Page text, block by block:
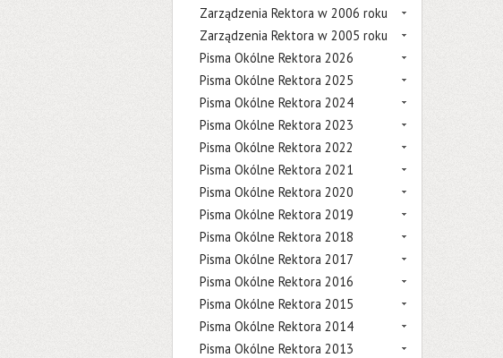
Zarządzenia Rektora w 2006 roku
Zarządzenia Rektora w 2005 roku
Pisma Okólne Rektora 2026
Pisma Okólne Rektora 2025
Pisma Okólne Rektora 2024
Pisma Okólne Rektora 2023
Pisma Okólne Rektora 2022
Pisma Okólne Rektora 2021
Pisma Okólne Rektora 2020
Pisma Okólne Rektora 2019
Pisma Okólne Rektora 2018
Pisma Okólne Rektora 2017
Pisma Okólne Rektora 2016
Pisma Okólne Rektora 2015
Pisma Okólne Rektora 2014
Pisma Okólne Rektora 2013